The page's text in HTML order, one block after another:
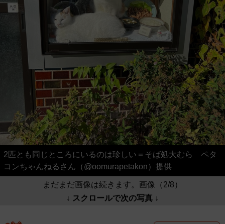
2匹とも同じところにいるのは珍しい＝そば処大むら ペタ
コンちゃんねるさん（@oomurapetakon）提供
まだまだ画像は続きます。画像（2/8）
↓ スクロールで次の写真 ↓